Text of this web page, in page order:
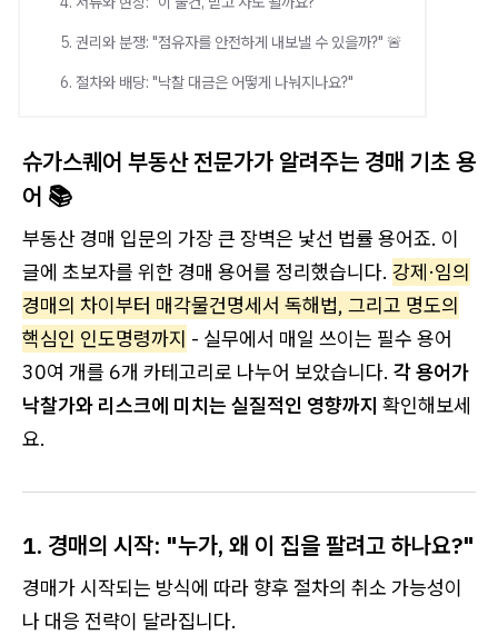
5. 권리와 분쟁: "점유자를 안전하게 내보낼 수 있을까?" 🚨
6. 절차와 배당: "낙찰 대금은 어떻게 나눠지나요?"
슈가스퀘어 부동산 전문가가 알려주는 경매 기초 용
어 📚
부동산 경매 입문의 가장 큰 장벽은 낯선 법률 용어죠. 이
글에 초보자를 위한 경매 용어를 정리했습니다. 강제·임의
경매의 차이부터 매각물건명세서 독해법, 그리고 명도의
핵심인 인도명령까지 - 실무에서 매일 쓰이는 필수 용어
30여 개를 6개 카테고리로 나누어 보았습니다. 각 용어가
낙찰가와 리스크에 미치는 실질적인 영향까지 확인해보세
요.
1. 경매의 시작: "누가, 왜 이 집을 팔려고 하나요?"
경매가 시작되는 방식에 따라 향후 절차의 취소 가능성이
나 대응 전략이 달라집니다.